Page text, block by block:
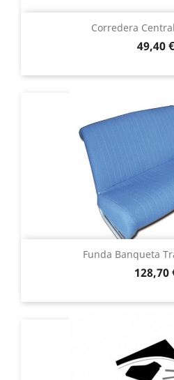
Corredera
Precio
49,40 €
Funda Banqueta
Precio
128,70